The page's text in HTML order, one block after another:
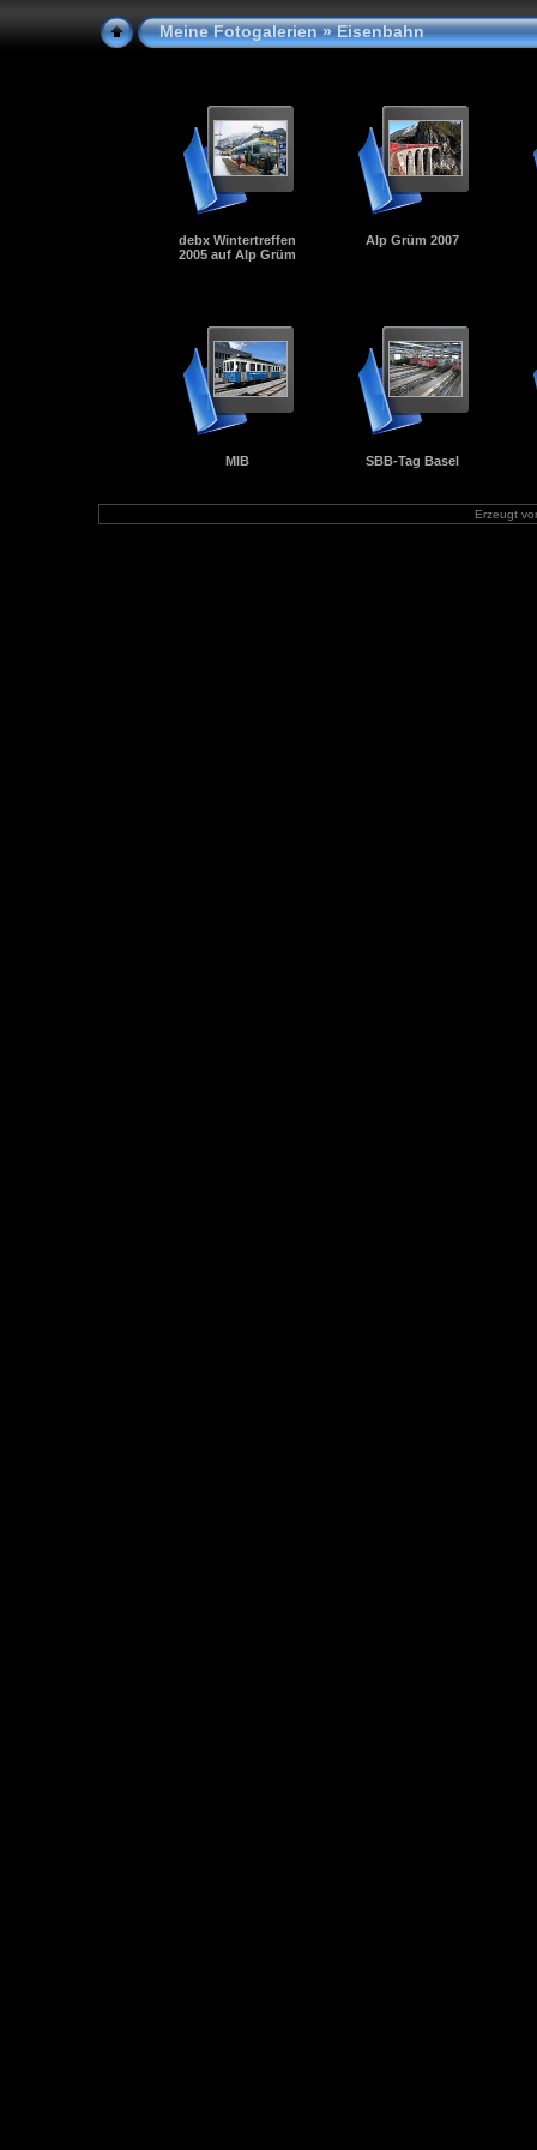
Meine Fotogalerien» Eisenbahn
debx Wintertreffen
2005 auf Alp Grüm
Alp Grüm 2007
MIB SBB-Tag Basel
Erzeugt